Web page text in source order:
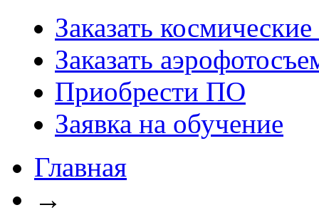
Заказать
Заказать
Приобрести ПО
Заявка на обучение
Главная
→